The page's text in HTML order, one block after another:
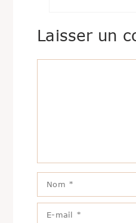
Laisser un
mail